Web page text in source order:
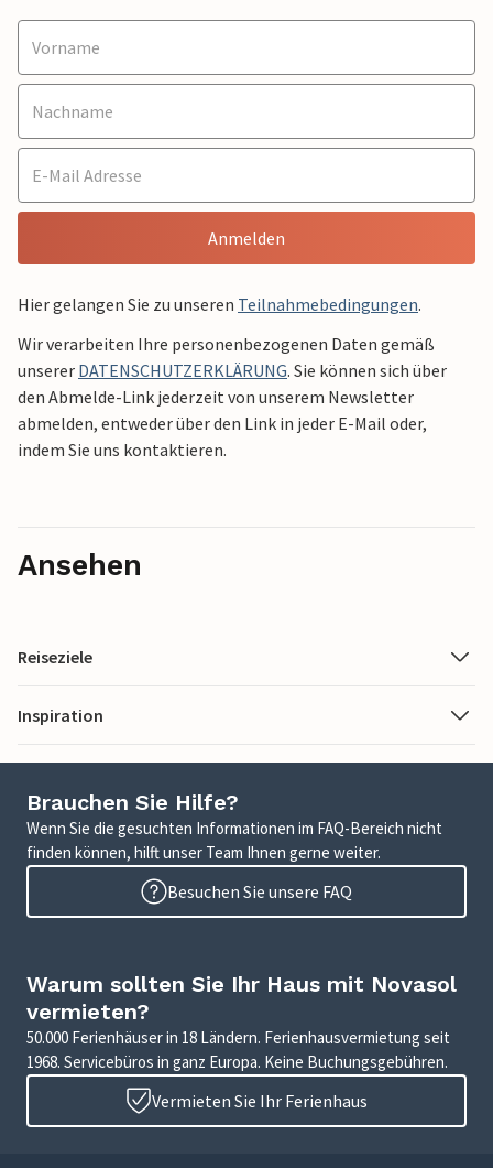
Anmelden
Hier gelangen Sie zu unseren Teilnahmebedingungen.
Wir verarbeiten Ihre personenbezogenen Daten gemäß
unserer DATENSCHUTZERKLÄRUNG. Sie können sich über
den Abmelde-Link jederzeit von unserem Newsletter
abmelden, entweder über den Link in jeder E-Mail oder,
indem Sie uns kontaktieren.
Ansehen
Reiseziele
Inspiration
Brauchen Sie Hilfe?
Wenn Sie die gesuchten Informationen im FAQ-Bereich nicht
finden können, hilft unser Team Ihnen gerne weiter.
Besuchen Sie unsere FAQ
Warum sollten Sie Ihr Haus mit Novasol
vermieten?
50.000 Ferienhäuser in 18 Ländern. Ferienhausvermietung seit
1968. Servicebüros in ganz Europa. Keine Buchungsgebühren.
Vermieten Sie Ihr Ferienhaus